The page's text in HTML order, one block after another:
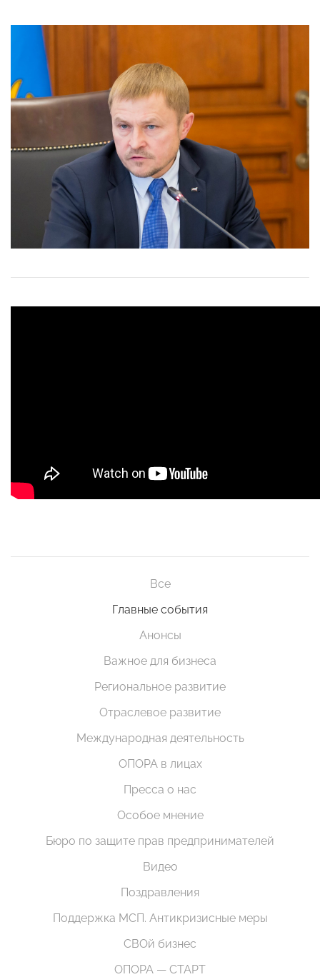
Все
Главные события
Анонсы
Важное для бизнеса
Региональное развитие
Отраслевое развитие
Международная деятельность
ОПОРА в лицах
Пресса о нас
Особое мнение
Бюро по защите прав предпринимателей
Видео
Поздравления
Поддержка МСП. Антикризисные меры
СВОй бизнес
ОПОРА — СТАРТ